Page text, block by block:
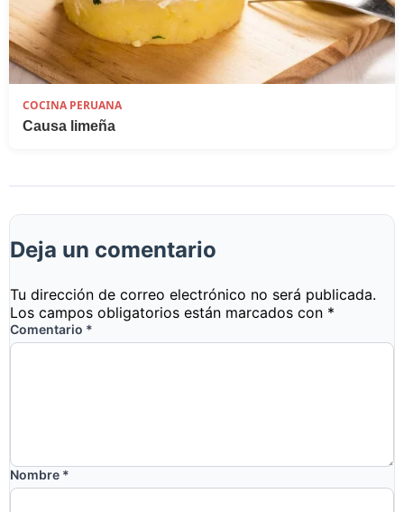
COCINA PERUANA
Causa limeña
Deja un comentario
Tu dirección de correo electrónico no será publicada.
Los campos obligatorios están marcados con *
Comentario *
Nombre *